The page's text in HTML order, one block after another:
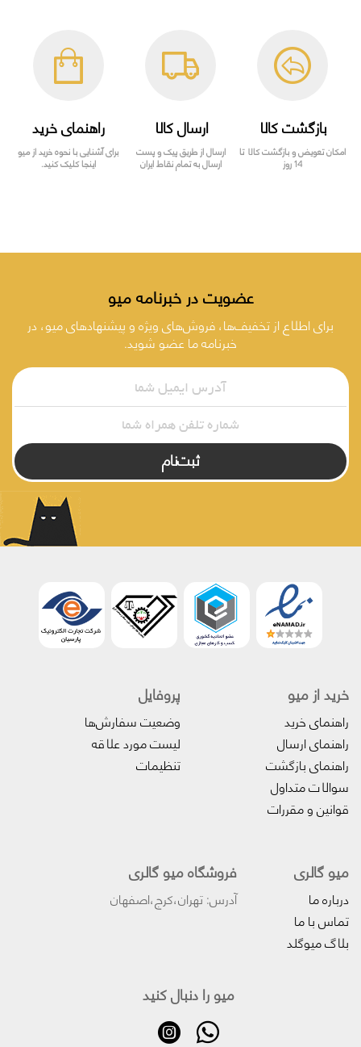
بازگشت کالا
امکان تعویض و بازگشت کالا تا
14 روز
ارسال کالا
ارسال از طریق پیک و پست
ارسال به تمام نقاط ایران
راهنمای خرید
برای آشنایی با نحوه خرید از میو
اینجا کلیک کنید.
عضویت در خبرنامه میو
برای اطلاع از تخفیف‌ها، فروش‌های ویژه و پیشنهادهای میو، در
خبرنامه ما عضو شوید.
ثبت‌نام
خرید از میو
راهنمای خرید
راهنمای ارسال
راهنمای بازگشت
سوالات متداول
قوانین و مقررات
پروفایل‌
وضعیت سفارش‌ها
لیست مورد علاقه
تنظیمات
میو گالری
درباره ما
تماس با ما
بلاگ میوگلد
فروشگاه میو گالری
آدرس: تهران،کرج،اصفهان
میو را دنبال کنید